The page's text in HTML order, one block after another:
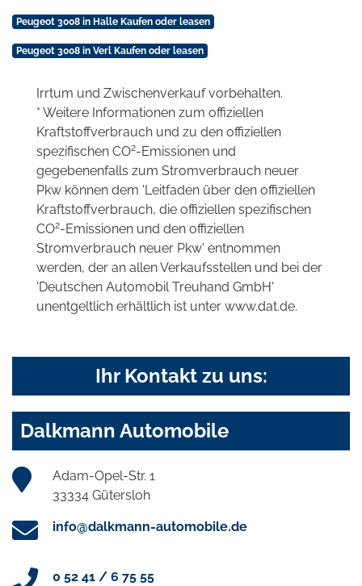
Peugeot 3008 in Halle Kaufen oder leasen
Peugeot 3008 in Verl Kaufen oder leasen
Irrtum und Zwischenverkauf vorbehalten.
* Weitere Informationen zum offiziellen
Kraftstoffverbrauch und zu den offiziellen
spezifischen CO2-Emissionen und
gegebenenfalls zum Stromverbrauch neuer
Pkw können dem 'Leitfaden über den offiziellen
Kraftstoffverbrauch, die offiziellen spezifischen
CO2-Emissionen und den offiziellen
Stromverbrauch neuer Pkw' entnommen
werden, der an allen Verkaufsstellen und bei der
'Deutschen Automobil Treuhand GmbH'
unentgeltlich erhältlich ist unter www.dat.de.
Ihr Kontakt zu uns:
Dalkmann Automobile
Adam-Opel-Str. 1
33334 Gütersloh
info@dalkmann-automobile.de
0 52 41 / 6 75 55